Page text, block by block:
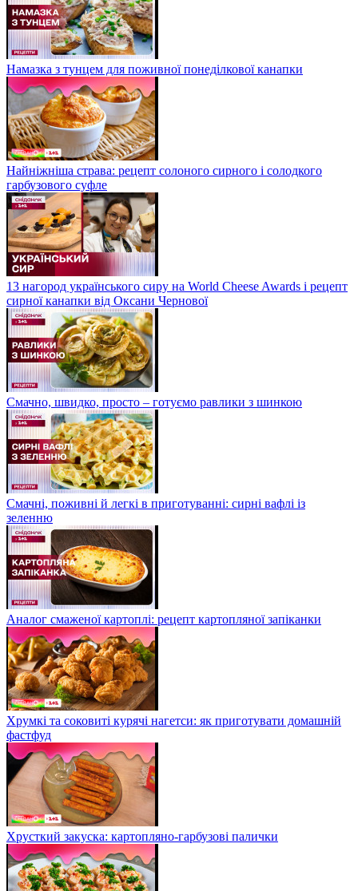
Намазка з тунцем для поживної понеділкової канапки
Найніжніша страва: рецепт солоного сирного і солодкого
гарбузового суфле
13 нагород українського сиру на World Cheese Awards і рецепт
сирної канапки від Оксани Чернової
Смачно, швидко, просто – готуємо равлики з шинкою
Смачні, поживні й легкі в приготуванні: сирні вафлі із
зеленню
Аналог смаженої картоплі: рецепт картопляної запіканки
Хрумкі та соковиті курячі нагетси: як приготувати домашній
фастфуд
Хрусткий закуска: картопляно-гарбузові палички